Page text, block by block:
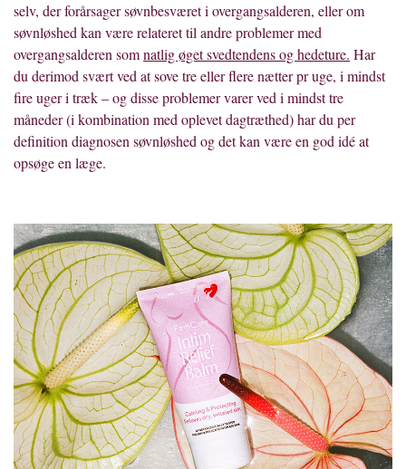
selv, der forårsager søvnbesværet i overgangsalderen, eller om
søvnløshed kan være relateret til andre problemer med
overgangsalderen somnatlig øget svedtendens og hedeture. Har
du derimod svært ved at sove tre eller flere nætter pr uge, i mindst
fire uger i træk – og disse problemer varer ved i mindst tre
måneder (i kombination med oplevet dagtræthed) har du per
definition diagnosen søvnløshed og det kan være en god idé at
opsøge en læge.